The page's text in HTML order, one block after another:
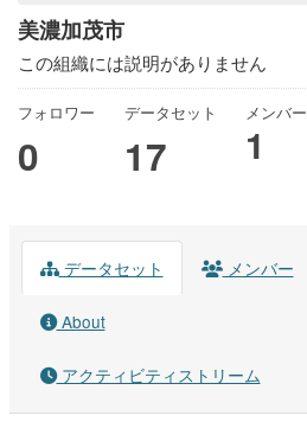
美濃加茂市
この組織には説明がありません
フォロワー
0
データセット
17
メンバー
1
データセット メンバー
About
アクティビティストリーム